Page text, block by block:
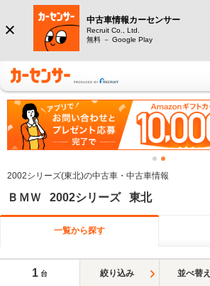
中古車情報カーセンサー
Recruit Co., Ltd.
無料 － Google Play
2002シリーズ(東北)の中古車・中古車情報
ＢＭＷ 2002シリーズ 東北
一覧から探す
1 台 絞り込み 並べ替え